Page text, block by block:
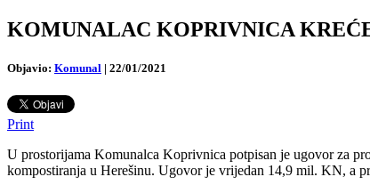
KOMUNALAC KOPRIVNICA
Objavio: Komunal | 22/01/2021
Print
U prostorijama Komunalca Koprivnica potpisan je ugovor za
kompostiranja u Herešinu. Ugovor je vrijedan 14,9 mil. KN, a